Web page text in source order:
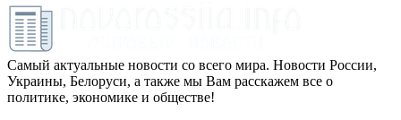
Самый актуальные новости со всего мира. Новости России,
Украины, Белоруси, а также мы Вам расскажем все о
политике, экономике и обществе!